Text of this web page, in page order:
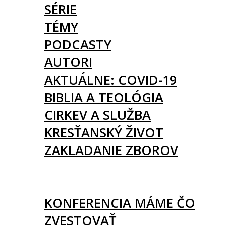
SÉRIE
TÉMY
PODCASTY
AUTORI
AKTUÁLNE: COVID-19
BIBLIA A TEOLÓGIA
CIRKEV A SLUŽBA
KRESŤANSKÝ ŽIVOT
ZAKLADANIE ZBOROV
KONFERENCIA MÁME ČO
ZVESTOVAŤ